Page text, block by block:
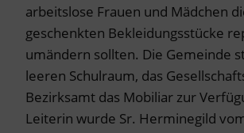
arbeitslose Frauen und Mädchen
geschenkten Bekleidungsstücke
umändern sollten. Die Gemeinde
leeren Schulraum, das
Bezirksamt das Mobiliar zur
Leiterin wurde Sr. Herminegild